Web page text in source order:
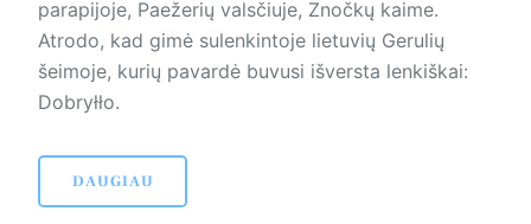
parapijoje, Paežerių valsčiuje, Znočkų kaime.
Atrodo, kad gimė sulenkintoje lietuvių Gerulių
šeimoje, kurių pavardė buvusi išversta lenkiškai:
Dobryłło.
DAUGIAU